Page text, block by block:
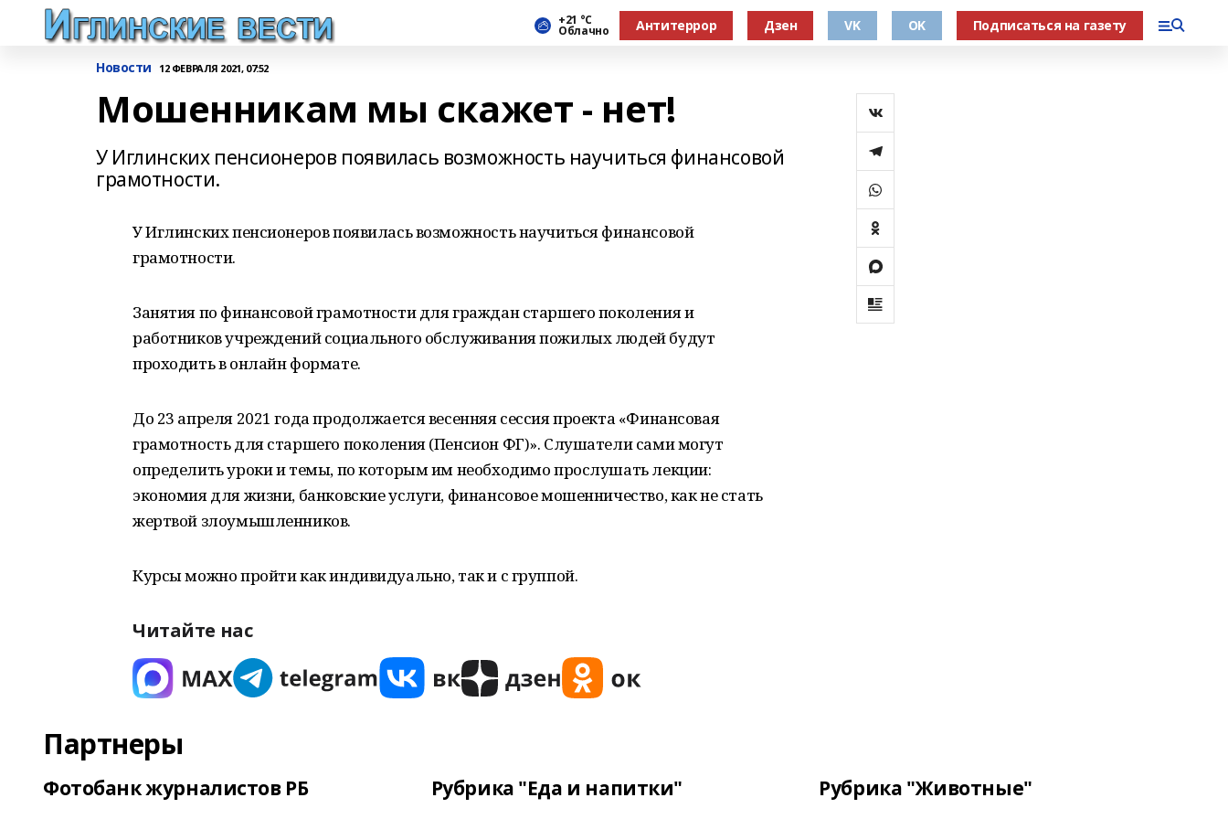
+21 °С
Облачно Антитеррор Дзен VK OK Подписаться на газету
Новости 12 ФЕВРАЛЯ 2021, 07:52
Мошенникам мы скажет - нет!
У Иглинских пенсионеров появилась возможность научиться финансовой
грамотности.
У Иглинских пенсионеров появилась возможность научиться финансовой
грамотности.
Занятия по финансовой грамотности для граждан старшего поколения и
работников учреждений социального обслуживания пожилых людей будут
проходить в онлайн формате.
До 23 апреля 2021 года продолжается весенняя сессия проекта «Финансовая
грамотность для старшего поколения (Пенсион ФГ)». Слушатели сами могут
определить уроки и темы, по которым им необходимо прослушать лекции:
экономия для жизни, банковские услуги, финансовое мошенничество, как не стать
жертвой злоумышленников.
Курсы можно пройти как индивидуально, так и с группой.
Читайте нас
Партнеры
Фотобанк журналистов РБ Рубрика "Еда и напитки" Рубрика "Животные"